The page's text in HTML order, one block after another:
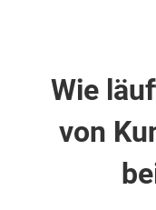
Wie
von